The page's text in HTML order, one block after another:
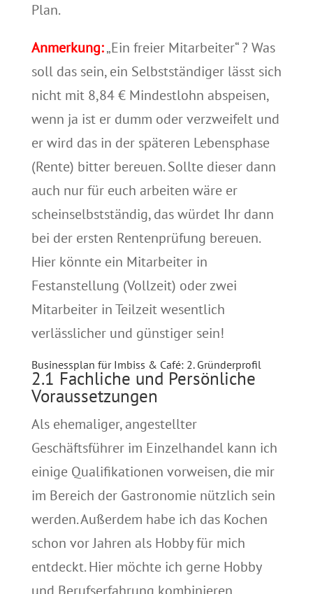
Plan.
Anmerkung:„Ein freier Mitarbeiter“ ? Was
soll das sein, ein Selbstständiger lässt sich
nicht mit 8,84 € Mindestlohn abspeisen,
wenn ja ist er dumm oder verzweifelt und
er wird das in der späteren Lebensphase
(Rente) bitter bereuen. Sollte dieser dann
auch nur für euch arbeiten wäre er
scheinselbstständig, das würdet Ihr dann
bei der ersten Rentenprüfung bereuen.
Hier könnte ein Mitarbeiter in
Festanstellung (Vollzeit) oder zwei
Mitarbeiter in Teilzeit wesentlich
verlässlicher und günstiger sein!
Businessplan für Imbiss & Café: 2. Gründerprofil
2.1 Fachliche und Persönliche
Voraussetzungen
Als ehemaliger, angestellter
Geschäftsführer im Einzelhandel kann ich
einige Qualifikationen vorweisen, die mir
im Bereich der Gastronomie nützlich sein
werden. Außerdem habe ich das Kochen
schon vor Jahren als Hobby für mich
entdeckt. Hier möchte ich gerne Hobby